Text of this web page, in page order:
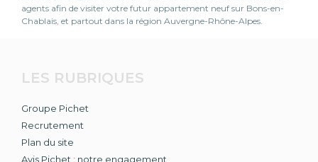
agents afin de visiter votre futur appartement neuf sur Bons-en-
Chablais, et partout dans la région Auvergne-Rhône-Alpes.
LES RUBRIQUES
Groupe Pichet
Recrutement
Plan du site
Avis Pichet : notre engagement